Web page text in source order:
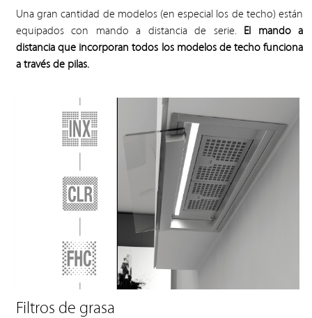
Una gran cantidad de modelos (en especial los de techo) están
equipados con mando a distancia de serie.
El mando a
distancia que incorporan todos los modelos de techo funciona
a través de pilas.
Filtros de grasa